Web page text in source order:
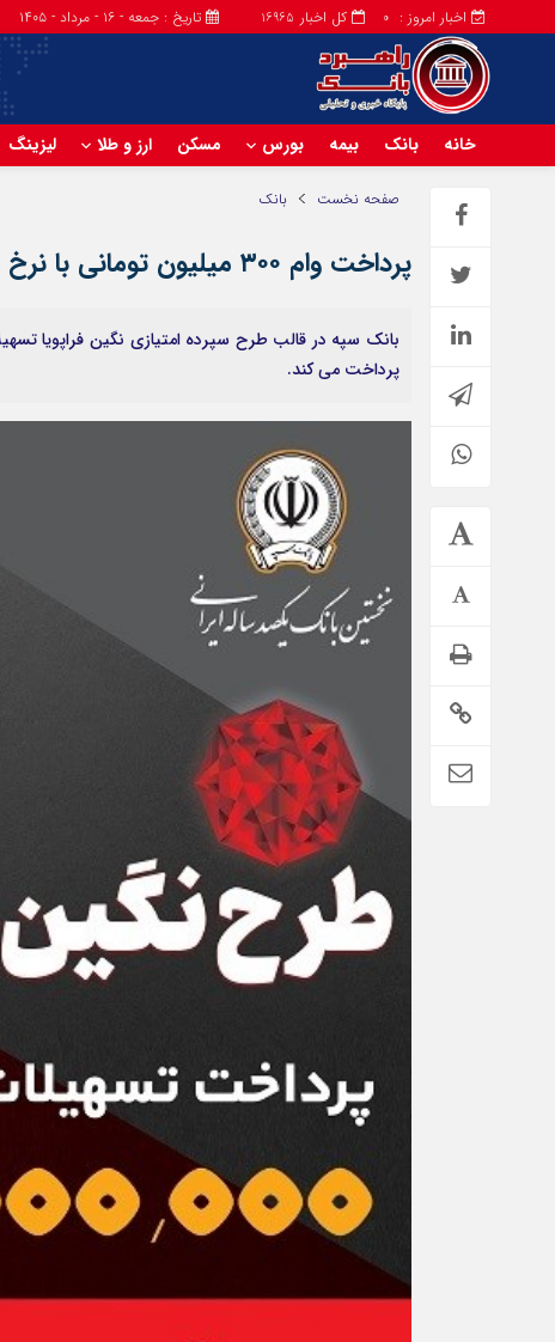
کل اخبار 16965 اخبار امروز : 0 تاریخ : جمعه - ۱۶ - مرداد - ۱۴۰۵
خانه بانک بیمه بورس مسکن ارز و طلا لیزینگ
صفحه نخست بانک
پرداخت وام ۳۰۰ میلیون تومانی با نرخ سود حداقل ۵ درصد توسط بانک سپه
پرداخت می کند.
اطلاعیه تامین اجتماعی درباره واریز حقوق تیر بازنشستگان